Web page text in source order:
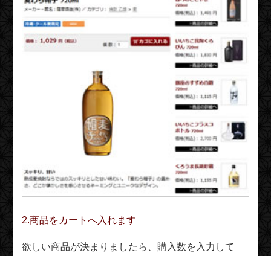
2.商品をカートへ入れます
欲しい商品が決まりましたら、購入数を入力して